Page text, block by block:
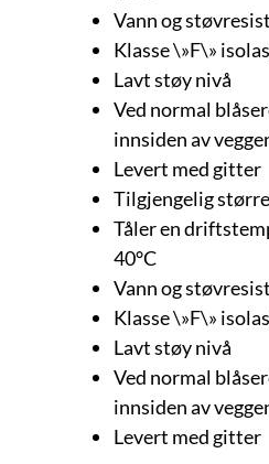
Vann og
Klasse \»F\»
Lavt støy nivå
Ved normal
innsiden av
Levert med gitter
Tilgjengelig
Tåler en
40°C
Vann og
Klasse \»F\»
Lavt støy nivå
Ved normal
innsiden av
Levert med gitter